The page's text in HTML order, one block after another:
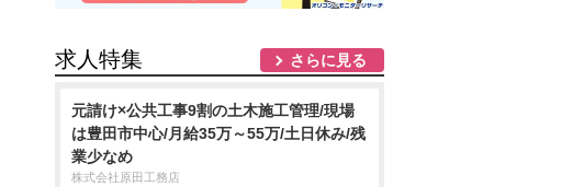
求人特集 さらに見る
元請け×公共工事9割の土木施工管理/現場
は豊田市中心/月給35万～55万/土日休み/残
業少なめ
株式会社原田工務店